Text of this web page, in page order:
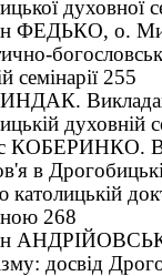
духовної
ФЕДЬКО, о.
семінарії 255
духовній
КОБЕРИНКО.
в
католицькій
268
досвід